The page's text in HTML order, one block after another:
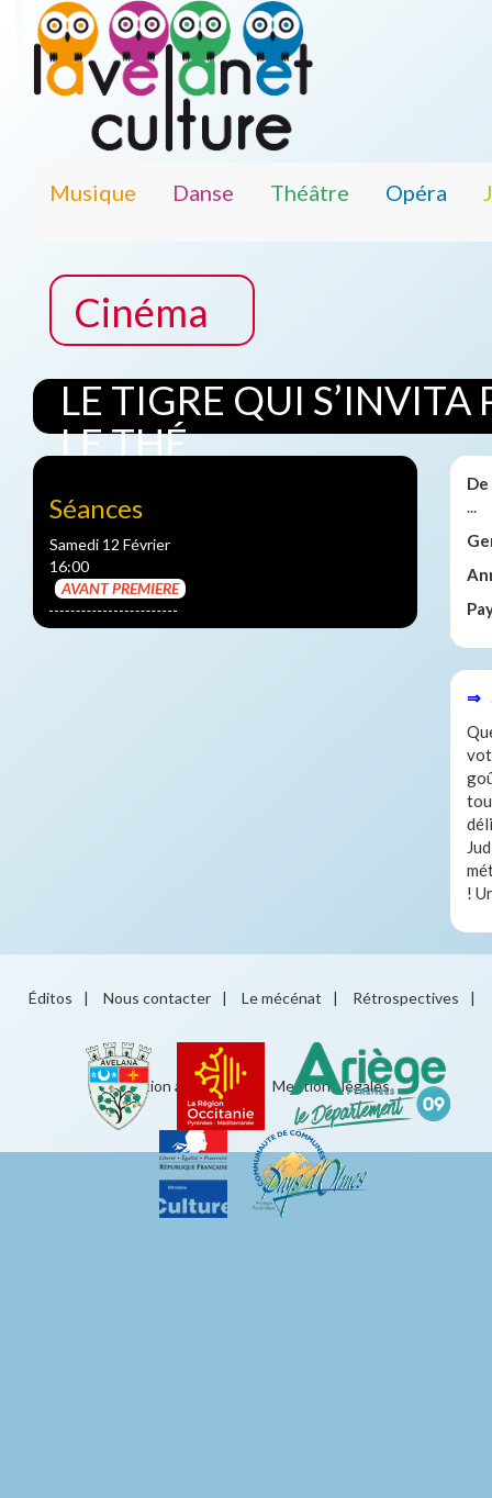
Musique Danse Théâtre Opéra
Cinéma
LE TIGRE QUI S’INVITA
LE THÉ
Séances
Samedi 12 Février
16:00
AVANT PREMIERE
De
...
⇒
!
Éditos | Nous contacter | Le mécénat | Rétrospectives |
Éducation artistique Mentions légales